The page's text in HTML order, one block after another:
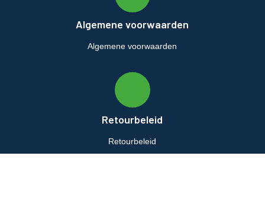
Algemene voorwaarden
Algemene voorwaarden
Retourbeleid
Retourbeleid